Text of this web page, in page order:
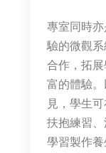
專室同時
驗的微觀
合作，拓
富的體驗
見，學生
扶抱練習
學習製作